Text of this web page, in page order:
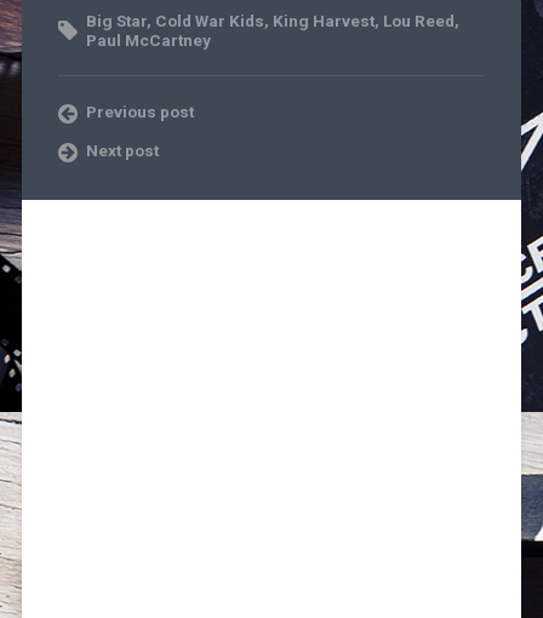
Big Star, Cold War Kids, King Harvest, Lou Reed,
Paul McCartney
Previous post
Next post